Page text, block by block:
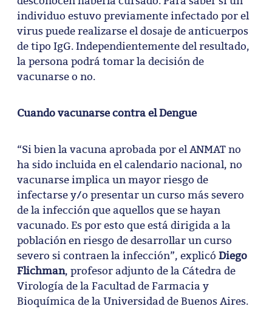
individuo estuvo previamente infectado por el
virus puede realizarse el dosaje de anticuerpos
de tipo IgG. Independientemente del resultado,
la persona podrá tomar la decisión de
vacunarse o no.
Cuando vacunarse contra el Dengue
“Si bien la vacuna aprobada por el ANMAT no
ha sido incluida en el calendario nacional, no
vacunarse implica un mayor riesgo de
infectarse y/o presentar un curso más severo
de la infección que aquellos que se hayan
vacunado. Es por esto que está dirigida a la
población en riesgo de desarrollar un curso
severo si contraen la infección”, explicó Diego
Flichman, profesor adjunto de la Cátedra de
Virología de la Facultad de Farmacia y
Bioquímica de la Universidad de Buenos Aires.